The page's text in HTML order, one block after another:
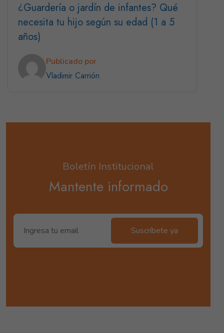
¿Guardería o jardín de infantes? Qué
necesita tu hijo según su edad (1 a 5
años)
Publicado por
Vladimir Carrión
Boletín Institucional
Mantente informado
Suscríbete ya